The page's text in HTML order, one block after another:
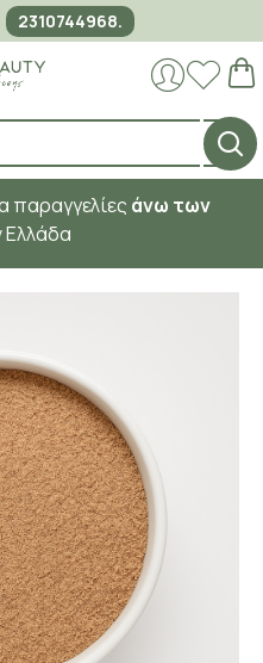
2310744968.
παραγγελίες άνω των
Ελλάδα